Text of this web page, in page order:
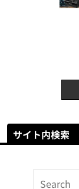
サイト内検索